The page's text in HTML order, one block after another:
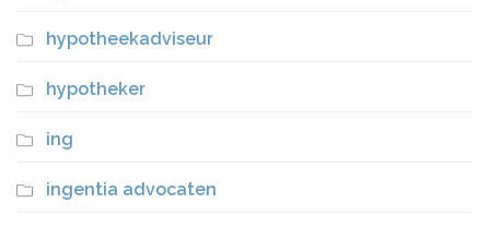
hypotheekadviseur
hypotheker
ing
ingentia advocaten